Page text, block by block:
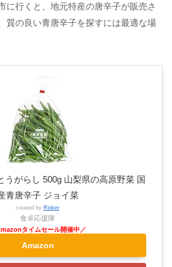
に行くと、地元特産の唐辛子が販売さ
質の良い青唐辛子を探すには最適な場
うがらし 500g 山梨県の高原野菜 国
青唐辛子 ジョイ菜
created by Rinker
食卓応援隊
Amazon